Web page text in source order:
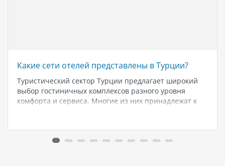
Какие сети отелей представлены в Турции?
Туристический сектор Турции предлагает широкий
выбор гостиничных комплексов разного уровня
комфорта и сервиса. Многие из них принадлежат к
это одна из самых известных международных сетей